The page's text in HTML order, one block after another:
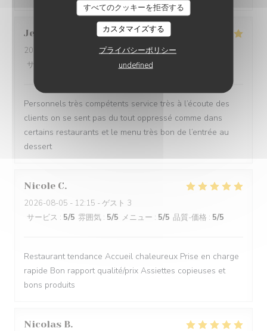
すべてのクッキーを拒否する
カスタマイズする
プライバシーポリシー
undefined
Jean Jacques B
2026-08-05
- 12:30 - ゲスト 2
サービス
メニュー
Personnels très compétents service très à l’écoute des
clients on se sent pas du tout oppressé comme dans
certains restaurants et le menu très bon de l’entrée au
dessert
Nicole C
2026-08-05 - 12:15 - ゲスト 3
サービス : 5/5 雰囲気 : 5/5 メニュー : 5/5 品質-価格 : 5/5
Restaurant tendance Accueil chaleureux Prise en charge
rapide Bon rapport qualité/prix Assiettes copieuses et
bons produits
Nicolas B